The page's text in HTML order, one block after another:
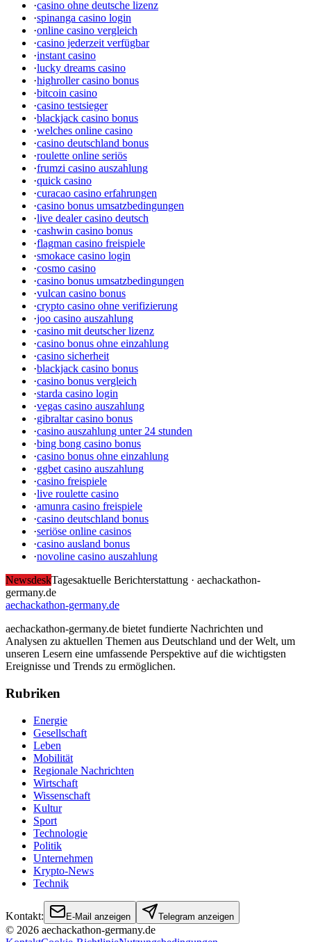
·casino ohne deutsche lizenz
·spinanga casino login
·online casino vergleich
·casino jederzeit verfügbar
·instant casino
·lucky dreams casino
·highroller casino bonus
·bitcoin casino
·casino testsieger
·blackjack casino bonus
·welches online casino
·casino deutschland bonus
·roulette online seriös
·frumzi casino auszahlung
·quick casino
·curacao casino erfahrungen
·casino bonus umsatzbedingungen
·live dealer casino deutsch
·cashwin casino bonus
·flagman casino freispiele
·smokace casino login
·cosmo casino
·casino bonus umsatzbedingungen
·vulcan casino bonus
·crypto casino ohne verifizierung
·joo casino auszahlung
·casino mit deutscher lizenz
·casino bonus ohne einzahlung
·casino sicherheit
·blackjack casino bonus
·casino bonus vergleich
·starda casino login
·vegas casino auszahlung
·gibraltar casino bonus
·casino auszahlung unter 24 stunden
·bing bong casino bonus
·casino bonus ohne einzahlung
·ggbet casino auszahlung
·casino freispiele
·live roulette casino
·amunra casino freispiele
·casino deutschland bonus
·seriöse online casinos
·casino ausland bonus
·novoline casino auszahlung
NewsdeskTagesaktuelle Berichterstattung · aechackathon-
germany.de
aechackathon-germany.de
aechackathon-germany.de bietet fundierte Nachrichten und
Analysen zu aktuellen Themen aus Deutschland und der Welt, um
unseren Lesern eine umfassende Perspektive auf die wichtigsten
Ereignisse und Trends zu ermöglichen.
Rubriken
Energie
Gesellschaft
Leben
Mobilität
Regionale Nachrichten
Wirtschaft
Wissenschaft
Kultur
Sport
Technologie
Politik
Unternehmen
Krypto-News
Technik
Kontakt: E-Mail anzeigen Telegram anzeigen
© 2026 aechackathon-germany.de